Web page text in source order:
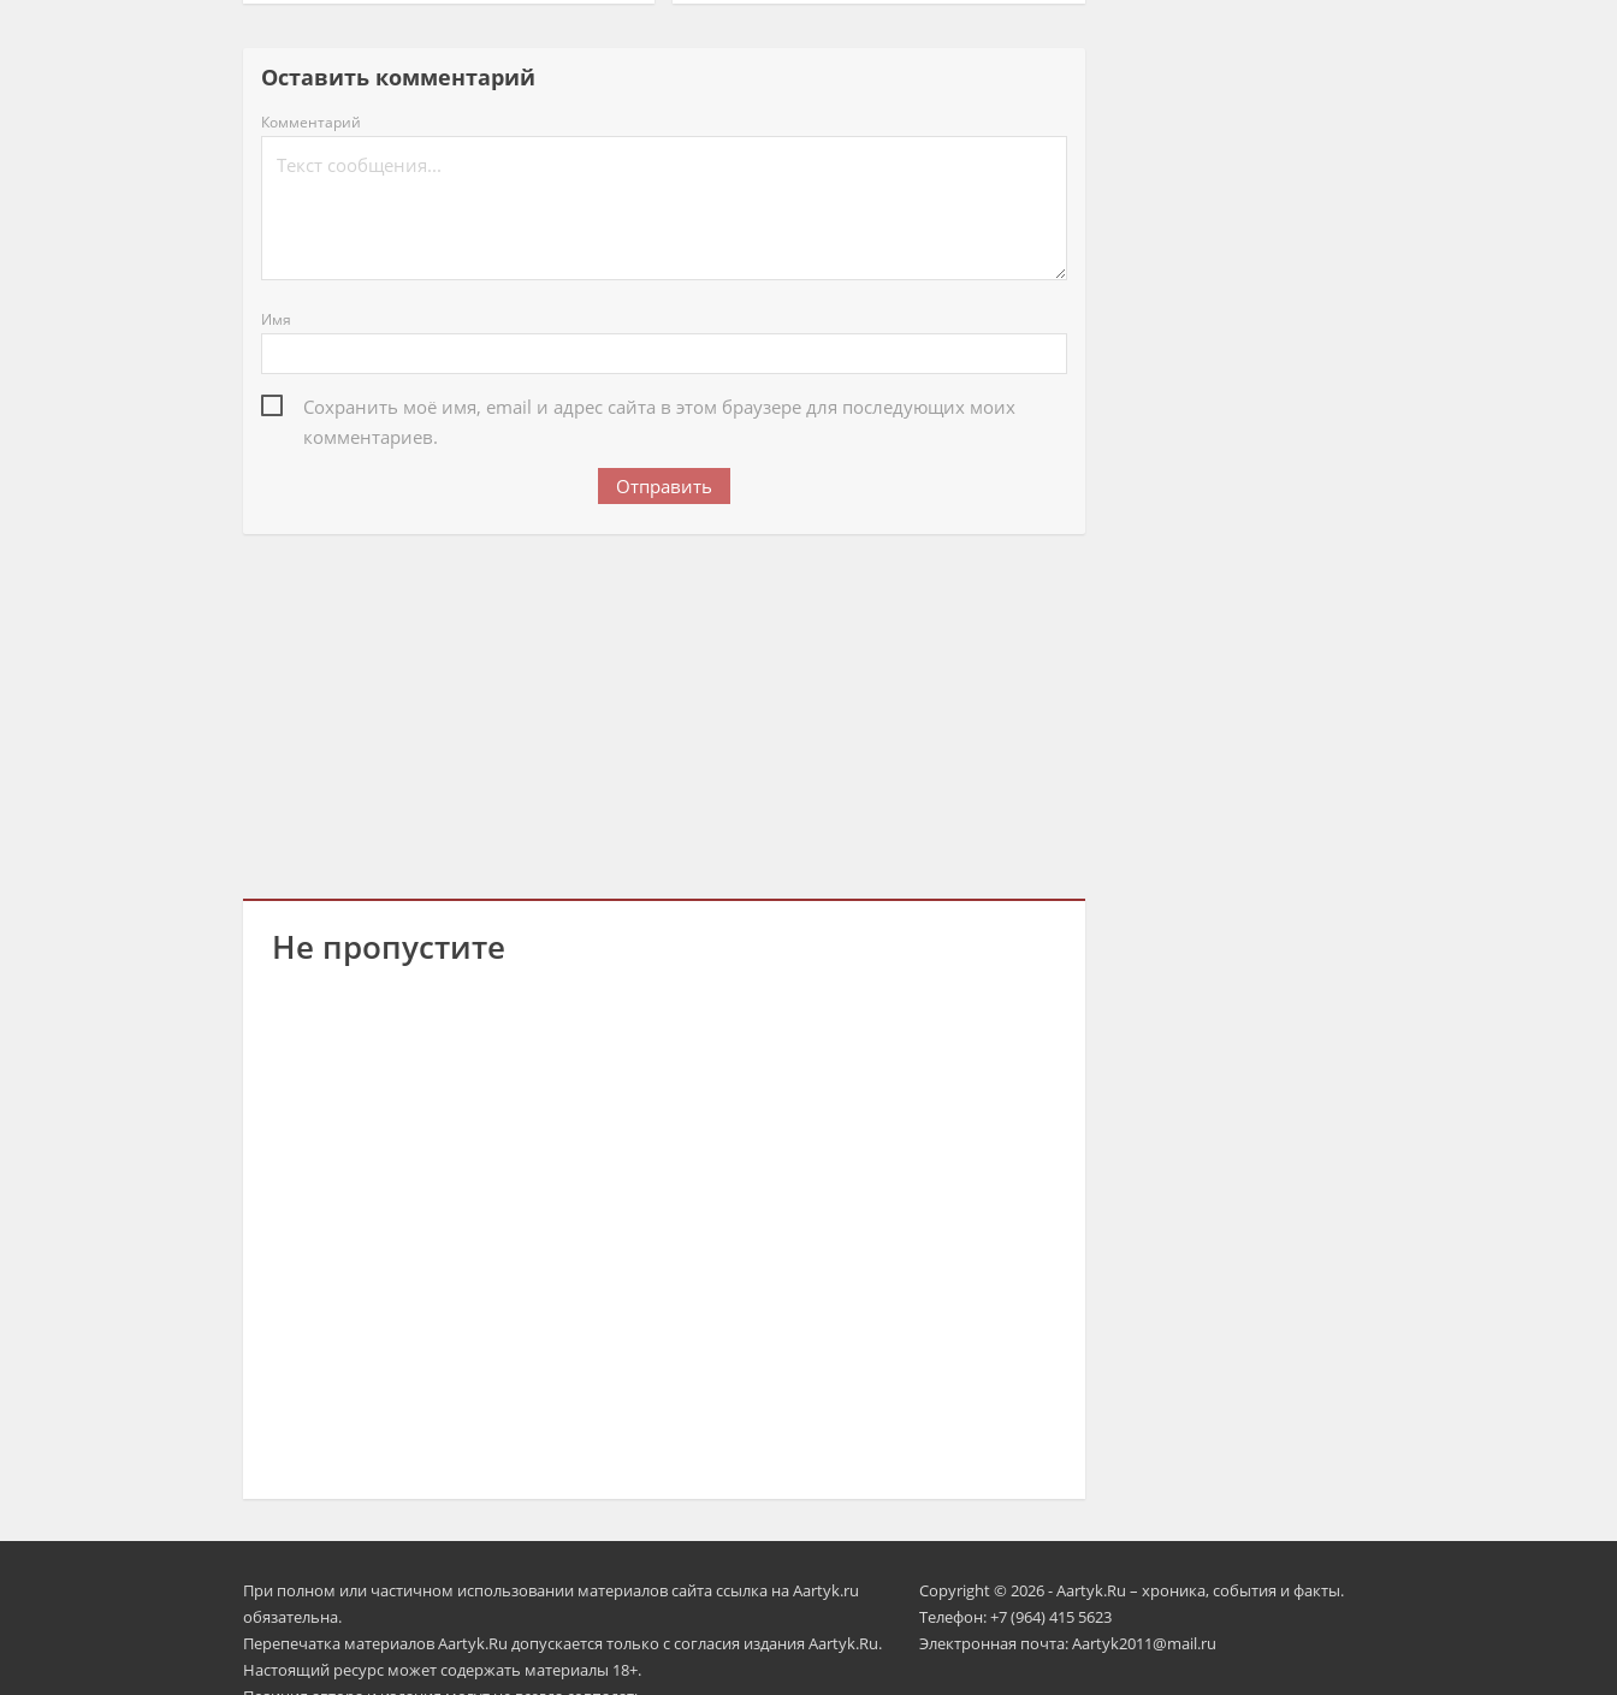
Оставить комментарий
Комментарий
Имя
Сохранить моё имя, email и адрес сайта в этом браузере для последующих моих
комментариев.
Не пропустите
При полном или частичном использовании материалов сайта ссылка на Aartyk.ru
oбязательна.
Перепечатка материалов Aartyk.Ru допускается только с согласия издания Aartyk.Ru.
Настоящий ресурс может содержать материалы 18+.
Copyright © 2026 - Aartyk.Ru – хроника, события и факты.
Телефон: +7 (964) 415 5623
Электронная почта: Aartyk2011@mail.ru